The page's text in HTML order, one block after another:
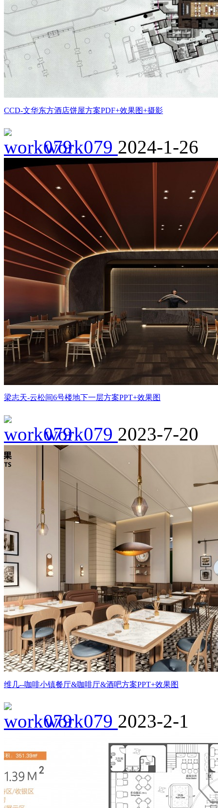
CCD-文华东方酒店饼屋方案PDF+效果图+摄影
work079 2024-1-26
梁志天-云松间6号楼地下一层方案PPT+效果图
work079 2023-7-20
维几--咖啡小镇餐厅&咖啡厅&酒吧方案PPT+效果图
work079 2023-2-1